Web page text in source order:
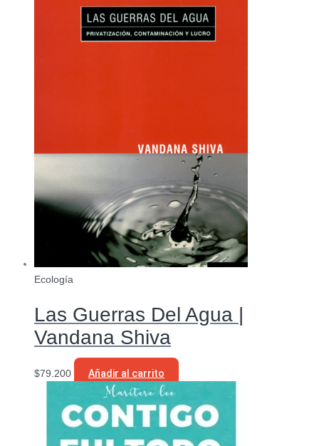
Ecología
Las Guerras Del Agua |
Vandana Shiva
$79.200 Añadir al carrito